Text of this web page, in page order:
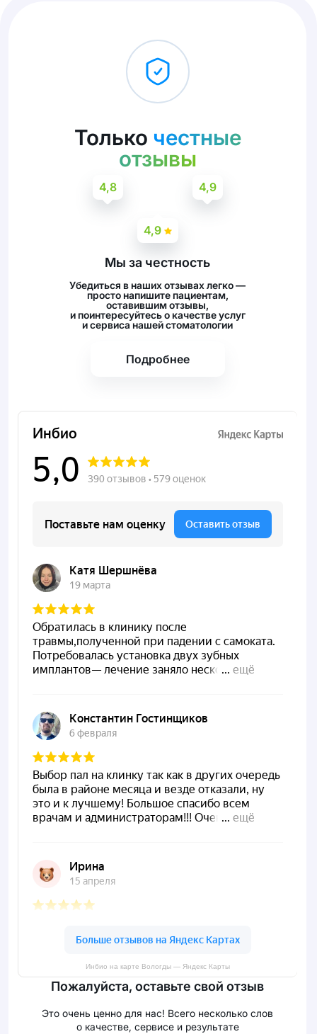
Только честные
отзывы
4,8 4,9
4,9
Мы за честность
Убедиться в наших отзывах легко —
просто напишите пациентам,
оставившим отзывы,
и поинтересуйтесь о качестве услуг
и сервиса нашей стоматологии
Подробнее
Инбио на карте Вологды — Яндекс Карты
Пожалуйста, оставьте свой отзыв
Это очень ценно для нас! Всего несколько слов
о качестве, сервисе и результате